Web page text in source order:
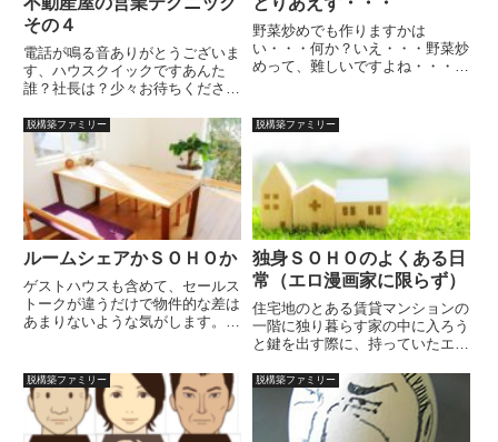
その４
電話が鳴る音ありがとうございま
す、ハウスクイックですあんた
誰？社長は？少々お待ちくださ
出ておりまして、３日ほど留守を
頂戴しておりまして・・・うそつ
くな～！いるだろそこに！このや
ろ～居留守なんかつかいやがっ
て、今...
野菜炒めでも作りますかは
い・・・何か？いえ・・・野菜炒
めって、難しいですよね・・・・
けですが・・・ごめんなさいいや
いやいや、あやまる必要はないで
すよ！勿論、難しいです！料理の
中で一番難し...
脱構築ファミリー
ルームシェアかＳＯＨＯか
ゲストハウスも含めて、セールス
トークが違うだけで物件的な差は
あまりないような気がします。
住む、近所づきあい薄いルームシ
ェア＝とりあえず住む、近所づき
あい濃いみたいな分類でしょう
か...
脱構築ファミリー
独身ＳＯＨＯのよくある日
常（エロ漫画家に限らず）
住宅地のとある賃貸マンションの
一階に独り暮らす家の中に入ろう
と鍵を出す際に、持っていたエロ
てしまう。ああ！急いで原稿を拾
い集めるが、原稿の先に、子供の
足が・・・子供と目が会う子供
「ママ～！」走って逃げる。ママ
脱構築ファミリー 脱構築ファミリー